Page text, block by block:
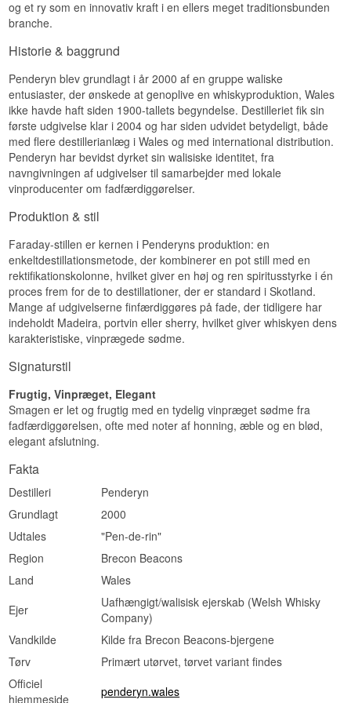
fodboldstadions som til folkemusikkoncerter.
Destilleri: Penderyn
Fadtype: Jamaicanske rom- og rubinportvinsfade
Ikke koldfiltreret: Ja
Destillationsmetode: Faraday-destillation
Edition: Icons of Wales No. 9
EAN nr.: 5011594001729
Smagsprofil
Fyldig · Krydret · Fadpræget
begrænse alkoholforbruget under 1. verdenskrig,
krævede mindst tre års fadmodning af al spiritus
— en regel, der stadig gælder for skotsk og
walisisk whisky i dag, over hundrede år senere.
Se hele vores udvalg afPenderyn
Lyt til vores podcast:
Eftersmag
Eftersmagen er middellang, med røg og vanilje
der bliver hængende længe efter, at glasset er
tomt.
Specifikationer
Navn: Penderyn Peated Single Malt Welsh
Type: Single Malt Welsh Whisky
ABV: 46%
Størrelse: 70 CL
Fadtype: Ex-bourbon-fade med eftermodning på
ex-tørvede skotske whiskyfade
Ikke koldfiltreret: Ja
Destillationsmetode: Faraday-destillation
Antal flasker: Cirka 5.000 pr. år
Røget · Blød · Aromatisk
Vidste du at?
rummet tørvet skotsk whisky, hvilket gør flasken til
malt, du kan finde.
Se hele vores udvalg af
Lyt til vores podcast:
og et ry som en innovativ kraft i en ellers meget traditionsbunden
branche.
Historie & baggrund
Penderyn blev grundlagt i år 2000 af en gruppe waliske
entusiaster, der ønskede at genoplive en whiskyproduktion, Wales
ikke havde haft siden 1900-tallets begyndelse. Destilleriet fik sin
første udgivelse klar i 2004 og har siden udvidet betydeligt, både
med flere destillerianlæg i Wales og med international distribution.
Penderyn har bevidst dyrket sin walisiske identitet, fra
navngivningen af udgivelser til samarbejder med lokale
vinproducenter om fadfærdiggørelser.
Produktion & stil
Faraday-stillen er kernen i Penderyns produktion: en
enkeltdestillationsmetode, der kombinerer en pot still med en
rektifikationskolonne, hvilket giver en høj og ren spiritusstyrke i én
proces frem for de to destillationer, der er standard i Skotland.
Mange af udgivelserne finfærdiggøres på fade, der tidligere har
indeholdt Madeira, portvin eller sherry, hvilket giver whiskyen dens
karakteristiske, vinprægede sødme.
Signaturstil
Frugtig, Vinpræget, Elegant
Smagen er let og frugtig med en tydelig vinpræget sødme fra
fadfærdiggørelsen, ofte med noter af honning, æble og en blød,
elegant afslutning.
Fakta
Destilleri
Penderyn
Grundlagt
2000
Udtales
"Pen-de-rin"
Region
Brecon Beacons
Land
Wales
Ejer
Uafhængigt/walisisk ejerskab (Welsh Whisky
Company)
Vandkilde
Kilde fra Brecon Beacons-bjergene
Tørv
Primært utørvet, tørvet variant findes
Officiel
hjemmeside
penderyn.wales